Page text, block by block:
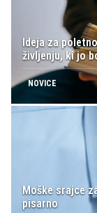
Ideja za
življenju, ki jo
NOVICE
Moške srajce
pisarno